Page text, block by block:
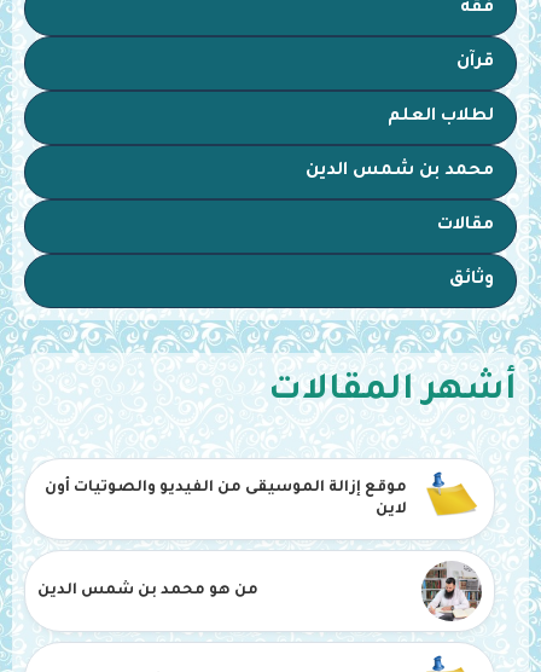
فقه
قرآن
لطلاب العلم
محمد بن شمس الدين
مقالات
وثائق
أشهر المقالات
موقع إزالة الموسيقى من الفيديو والصوتيات أون
لاين
من هو محمد بن شمس الدين